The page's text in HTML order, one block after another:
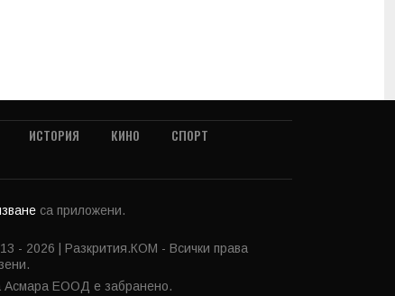
ИСТОРИЯ КИНО
СПОРТ
са приложени.
- 2026 | Разкрития.КОМ - Всички права
Асмара ЕООД е забранено.